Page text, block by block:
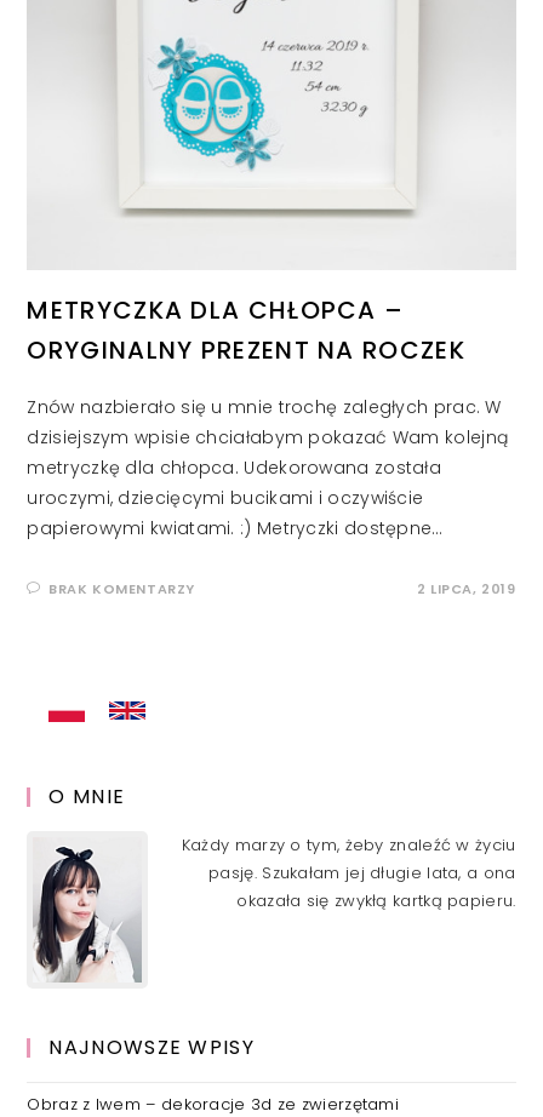
METRYCZKA DLA CHŁOPCA –
ORYGINALNY PREZENT NA ROCZEK
Znów nazbierało się u mnie trochę zaległych prac. W
dzisiejszym wpisie chciałabym pokazać Wam kolejną
metryczkę dla chłopca. Udekorowana została
uroczymi, dziecięcymi bucikami i oczywiście
papierowymi kwiatami. :) Metryczki dostępne…
BRAK KOMENTARZY 2 LIPCA, 2019
O MNIE
Każdy marzy o tym, żeby znaleźć w życiu
pasję. Szukałam jej długie lata, a ona
okazała się zwykłą kartką papieru.
NAJNOWSZE WPISY
Obraz z lwem – dekoracje 3d ze zwierzętami